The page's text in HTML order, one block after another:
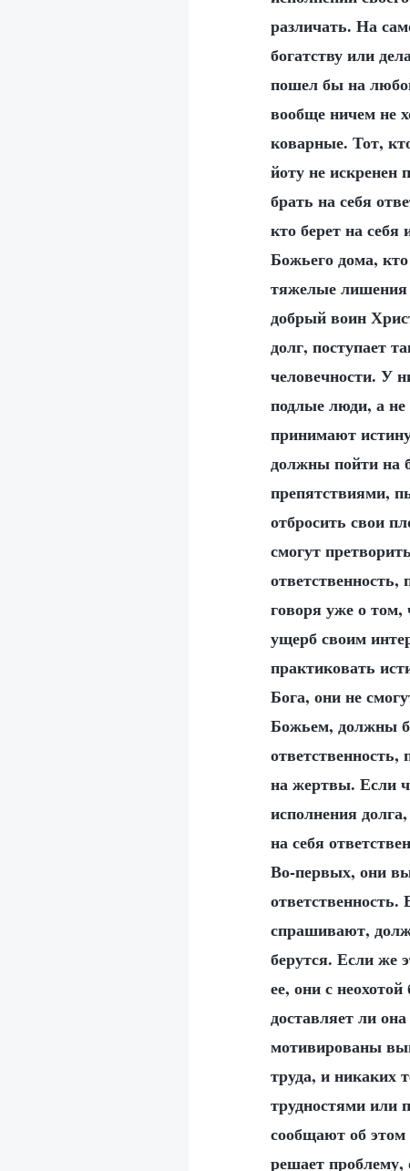
различать. На
богатству или
пошел бы на
вообще ничем не
коварные. Тот,
йоту не искренен
брать на себя
кто берет на
Божьего дома,
тяжелые лишения
добрый воин
долг, поступает
человечности. У
подлые люди, а
принимают
должны пойти на
препятствиями,
отбросить свои
смогут
говоря уже о том,
ущерб своим
практиковать
Бога, они не
Божьем, должны
на жертвы. Если
исполнения
на себя
Во-первых, они
спрашивают,
берутся. Если же
ее, они с
доставляет ли
мотивированы
труда, и никаких
трудностями или
сообщают об
решает